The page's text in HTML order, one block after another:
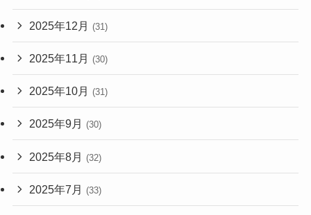
2025年12月 (31)
2025年11月 (30)
2025年10月 (31)
2025年9月 (30)
2025年8月 (32)
2025年7月 (33)